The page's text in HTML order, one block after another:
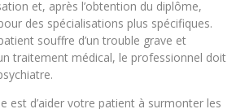
et, après l’obtention du diplôme,
des spécialisations plus spécifiques.
souffre d’un trouble grave et
traitement médical, le professionnel doit
est d’aider votre patient à surmonter les